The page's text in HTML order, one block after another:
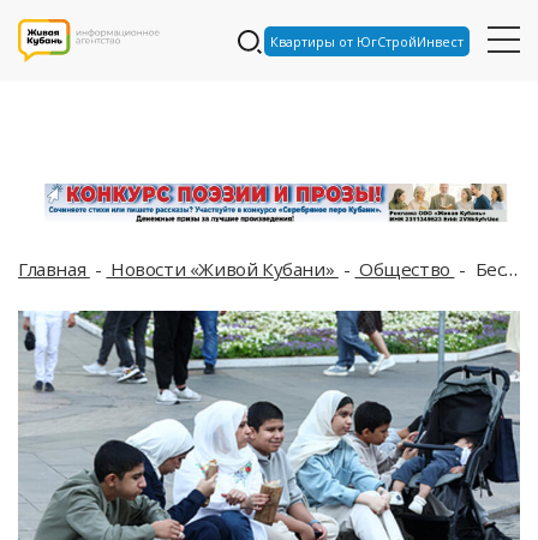
Квартиры от ЮгСтройИнвест
Главная Новости «Живой Кубани» Общество Бесплатное образование в российских школах для мигрантов скоро закончится